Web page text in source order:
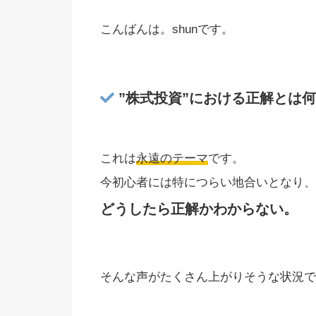
こんばんは。shunです。
”株式投資”における正解とは
これは永遠のテーマです。
今初心者には特につらい地合いとなり、
どうしたら正解かわからない。
そんな声がたくさん上がりそうな状況で